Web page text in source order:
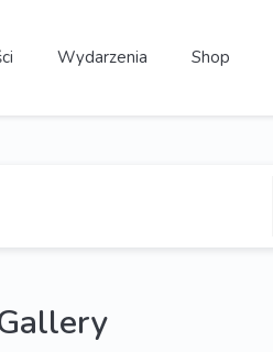
Wydarzenia Shop